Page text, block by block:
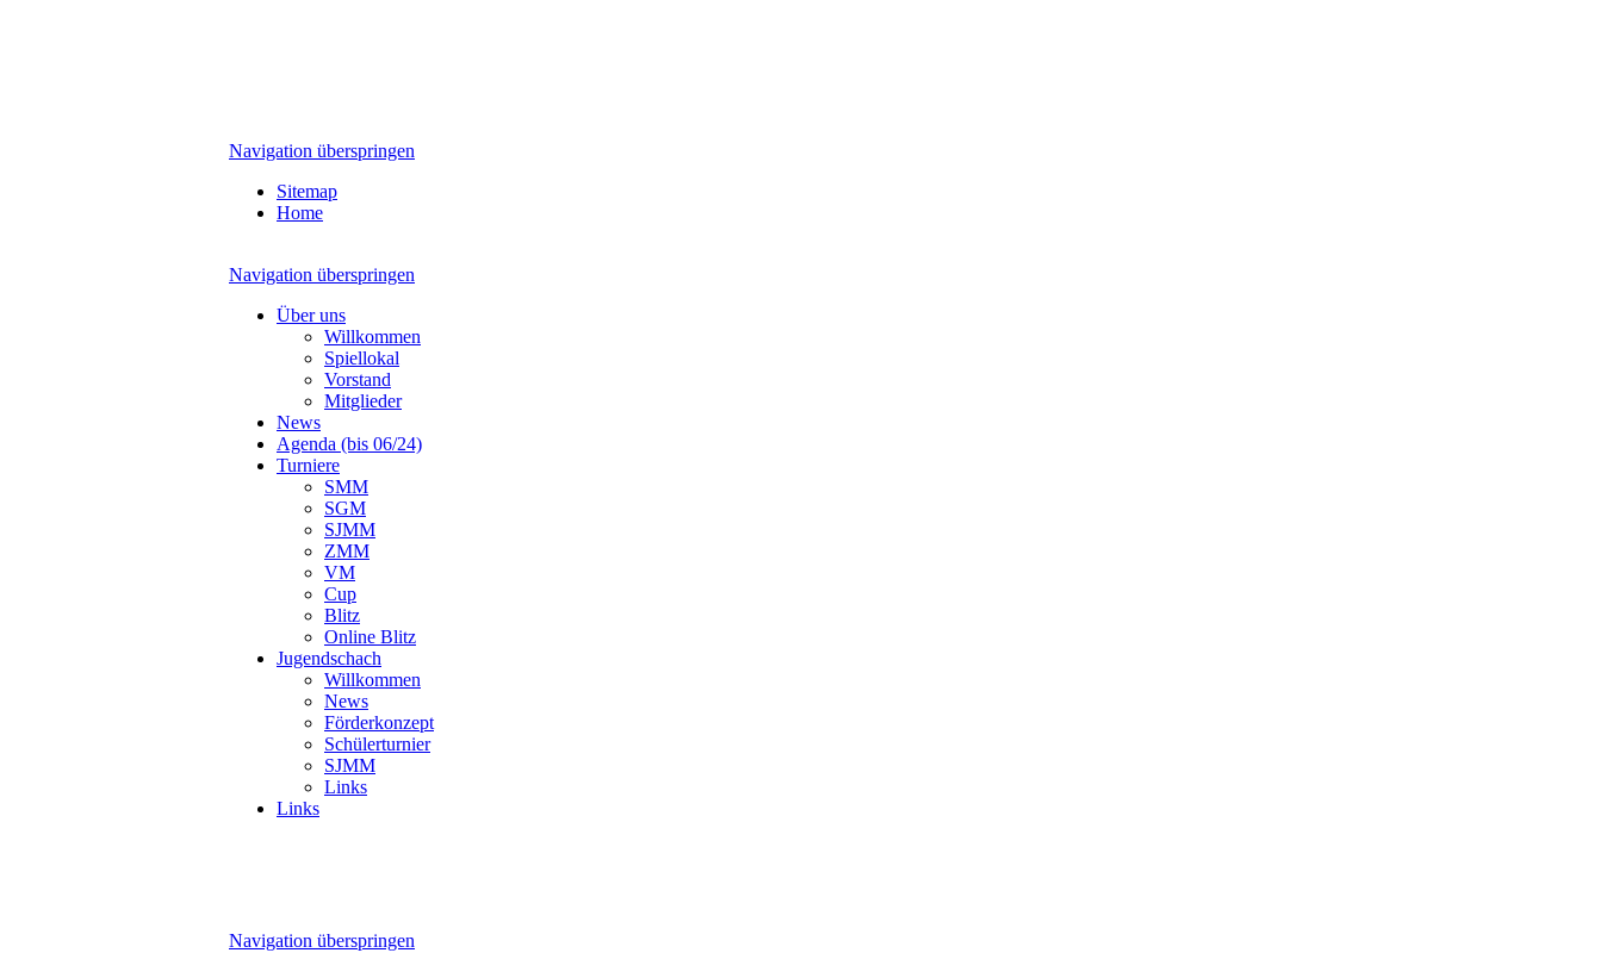
Navigation überspringen
Sitemap
Home
Navigation überspringen
Über uns
Willkommen
Spiellokal
Vorstand
Mitglieder
News
Agenda (bis 06/24)
Turniere
SMM
SGM
SJMM
ZMM
VM
Cup
Blitz
Online Blitz
Jugendschach
Willkommen
News
Förderkonzept
Schülerturnier
SJMM
Links
Links
Navigation überspringen